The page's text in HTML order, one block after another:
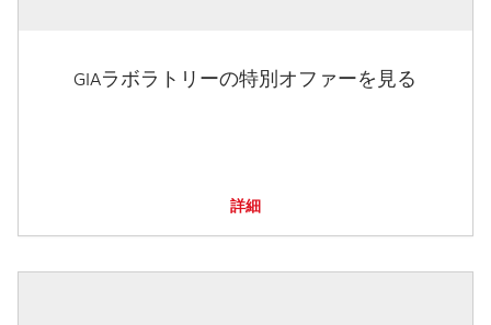
GIAラボラトリーの特別オファーを見る
詳細